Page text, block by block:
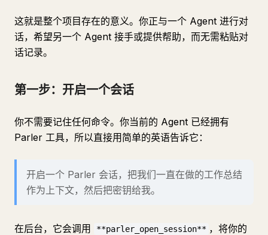
这就是整个项目存在的意义。你正与一个 Agent 进行对
话，希望另一个 Agent 接手或提供帮助，而无需粘贴对
话记录。
第一步：开启一个会话
你不需要记住任何命令。你当前的 Agent 已经拥有
Parler 工具，所以直接用简单的英语告诉它：
开启一个 Parler 会话，把我们一直在做的工作总结
作为上下文，然后把密钥给我。
在后台，它会调用 **parler_open_session** ，将你的